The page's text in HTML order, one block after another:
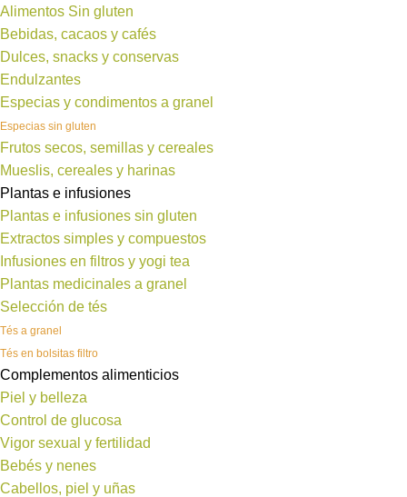
Alimentos Sin gluten
Bebidas, cacaos y cafés
Dulces, snacks y conservas
Endulzantes
Especias y condimentos a granel
Especias sin gluten
Frutos secos, semillas y cereales
Mueslis, cereales y harinas
Plantas e infusiones
Plantas e infusiones sin gluten
Extractos simples y compuestos
Infusiones en filtros y yogi tea
Plantas medicinales a granel
Selección de tés
Tés a granel
Tés en bolsitas filtro
Complementos alimenticios
Piel y belleza
Control de glucosa
Vigor sexual y fertilidad
Bebés y nenes
Cabellos, piel y uñas